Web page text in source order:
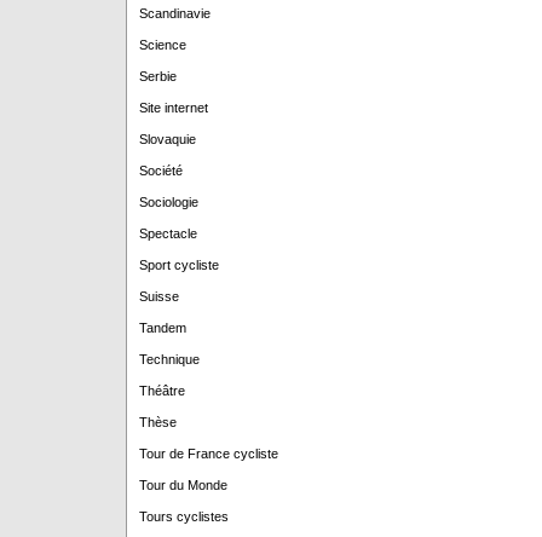
Scandinavie
Science
Serbie
Site internet
Slovaquie
Société
Sociologie
Spectacle
Sport cycliste
Suisse
Tandem
Technique
Théâtre
Thèse
Tour de France cycliste
Tour du Monde
Tours cyclistes